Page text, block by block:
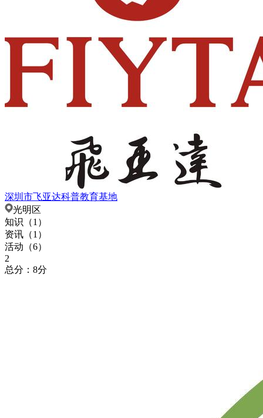
深圳市飞亚达科普教育基地
光明区
知识（1 ）
资讯（1 ）
活动（6）
2
总分：8分